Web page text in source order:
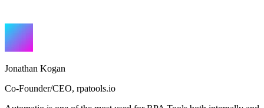
Jonathan Kogan
Co-Founder/CEO, rpatools.io